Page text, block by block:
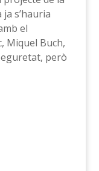
s’hauria
el
Miquel Buch,
però